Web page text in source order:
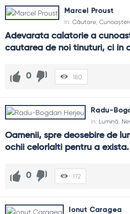
Marcel Proust
In: Căutare,
Adevarata calatorie a
cautarea de noi tinuturi, ci in
0 180
Radu-
In: Lumină,
Oamenii, spre deosebire de
ochii celorlalti pentru a exista.
0 172
Ionut Caragea